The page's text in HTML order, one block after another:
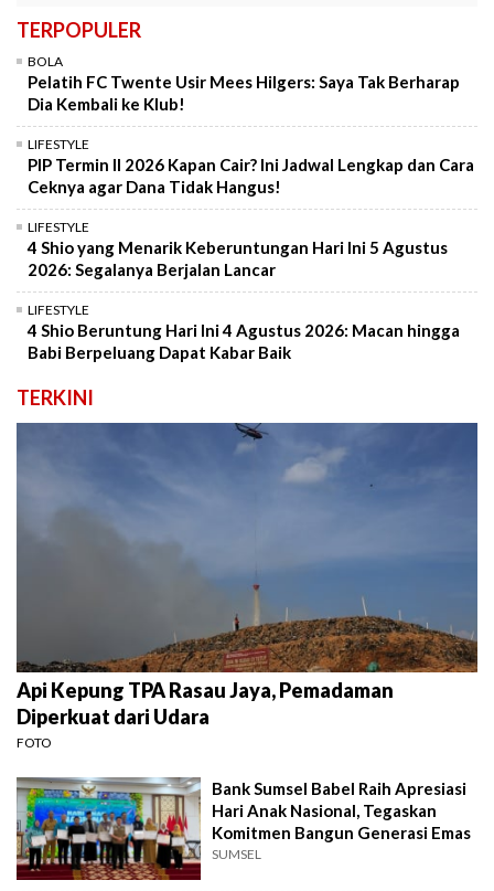
TERPOPULER
BOLA
Pelatih FC Twente Usir Mees Hilgers: Saya Tak Berharap
Dia Kembali ke Klub!
LIFESTYLE
PIP Termin II 2026 Kapan Cair? Ini Jadwal Lengkap dan Cara
Ceknya agar Dana Tidak Hangus!
LIFESTYLE
4 Shio yang Menarik Keberuntungan Hari Ini 5 Agustus
2026: Segalanya Berjalan Lancar
LIFESTYLE
4 Shio Beruntung Hari Ini 4 Agustus 2026: Macan hingga
Babi Berpeluang Dapat Kabar Baik
TERKINI
Api Kepung TPA Rasau Jaya, Pemadaman
Diperkuat dari Udara
FOTO
Bank Sumsel Babel Raih Apresiasi
Hari Anak Nasional, Tegaskan
Komitmen Bangun Generasi Emas
SUMSEL